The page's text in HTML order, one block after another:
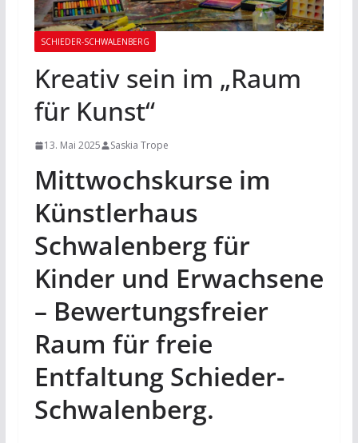
SCHIEDER-SCHWALENBERG
Kreativ sein im „Raum
für Kunst“
13. Mai 2025 Saskia Trope
Mittwochskurse im
Künstlerhaus
Schwalenberg für
Kinder und Erwachsene
– Bewertungsfreier
Raum für freie
Entfaltung Schieder-
Schwalenberg.